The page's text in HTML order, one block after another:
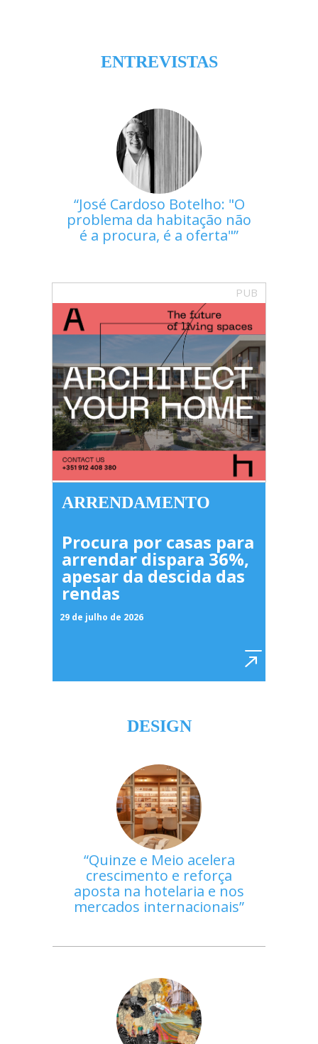
ENTREVISTAS
José Cardoso Botelho: "O
problema da habitação não
é a procura, é a oferta"
PUB
ARRENDAMENTO
Procura por casas para
arrendar dispara 36%,
apesar da descida das
rendas
29 de julho de 2026
DESIGN
Quinze e Meio acelera
crescimento e reforça
aposta na hotelaria e nos
mercados internacionais